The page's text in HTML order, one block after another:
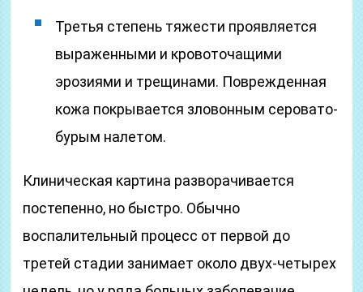
Третья степень тяжести проявляется
выраженными и кровоточащими
эрозиями и трещинами. Поврежденная
кожа покрывается зловонным серовато-
бурым налетом.
Клиническая картина разворачивается
постепенно, но быстро. Обычно
воспалительный процесс от первой до
третей стадии занимает около двух-четырех